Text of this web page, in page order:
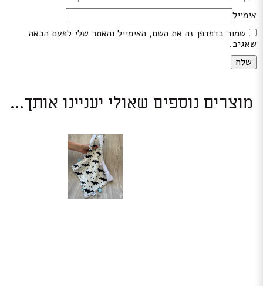
אימייל
שמור בדפדפן זה את השם, האימייל והאתר שלי לפעם הבאה
שאגיב.
מוצרים נוספים שאולי יעניינו אותך...